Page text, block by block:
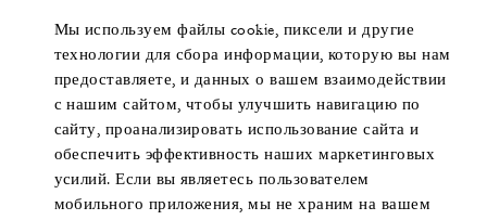
Мы используем файлы cookie, пиксели и другие
технологии для сбора информации, которую вы нам
предоставляете, и данных о вашем взаимодействии
с нашим сайтом, чтобы улучшить навигацию по
сайту, проанализировать использование сайта и
обеспечить эффективность наших маркетинговых
усилий. Если вы являетесь пользователем
мобильного приложения, мы не храним на вашем